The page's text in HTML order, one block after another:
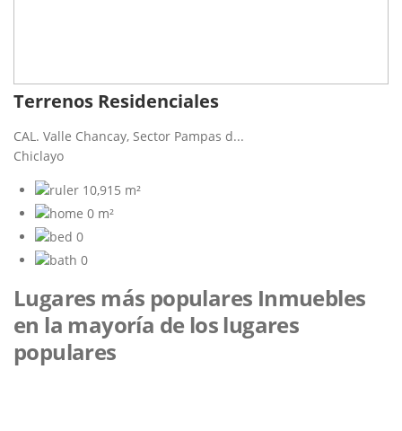
Terrenos Residenciales
CAL. Valle Chancay, Sector Pampas d...
Chiclayo
10,915 m²
0 m²
0
0
Lugares más populares Inmuebles
en la mayoría de los lugares
populares